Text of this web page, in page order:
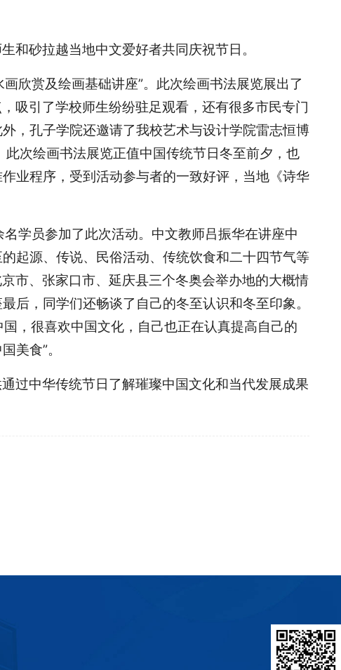
和砂拉越当地中文爱好者共同庆祝节日。
欣赏及绘画基础讲座”。此次绘画书法展览展出了
吸引了学校师生纷纷驻足观看，还有很多市民专门
，孔子学院还邀请了我校艺术与设计学院雷志恒博
次绘画书法展览正值中国传统节日冬至前夕，也
业程序，受到活动参与者的一致好评，当地《诗华
学员参加了此次活动。中文教师吕振华在讲座中
起源、传说、民俗活动、传统饮食和二十四节气等
市、张家口市、延庆县三个冬奥会举办地的大概情
后，同学们还畅谈了自己的冬至认识和冬至印象。
，很喜欢中国文化，自己也正在认真提高自己的
美食”。
过中华传统节日了解璀璨中国文化和当代发展成果